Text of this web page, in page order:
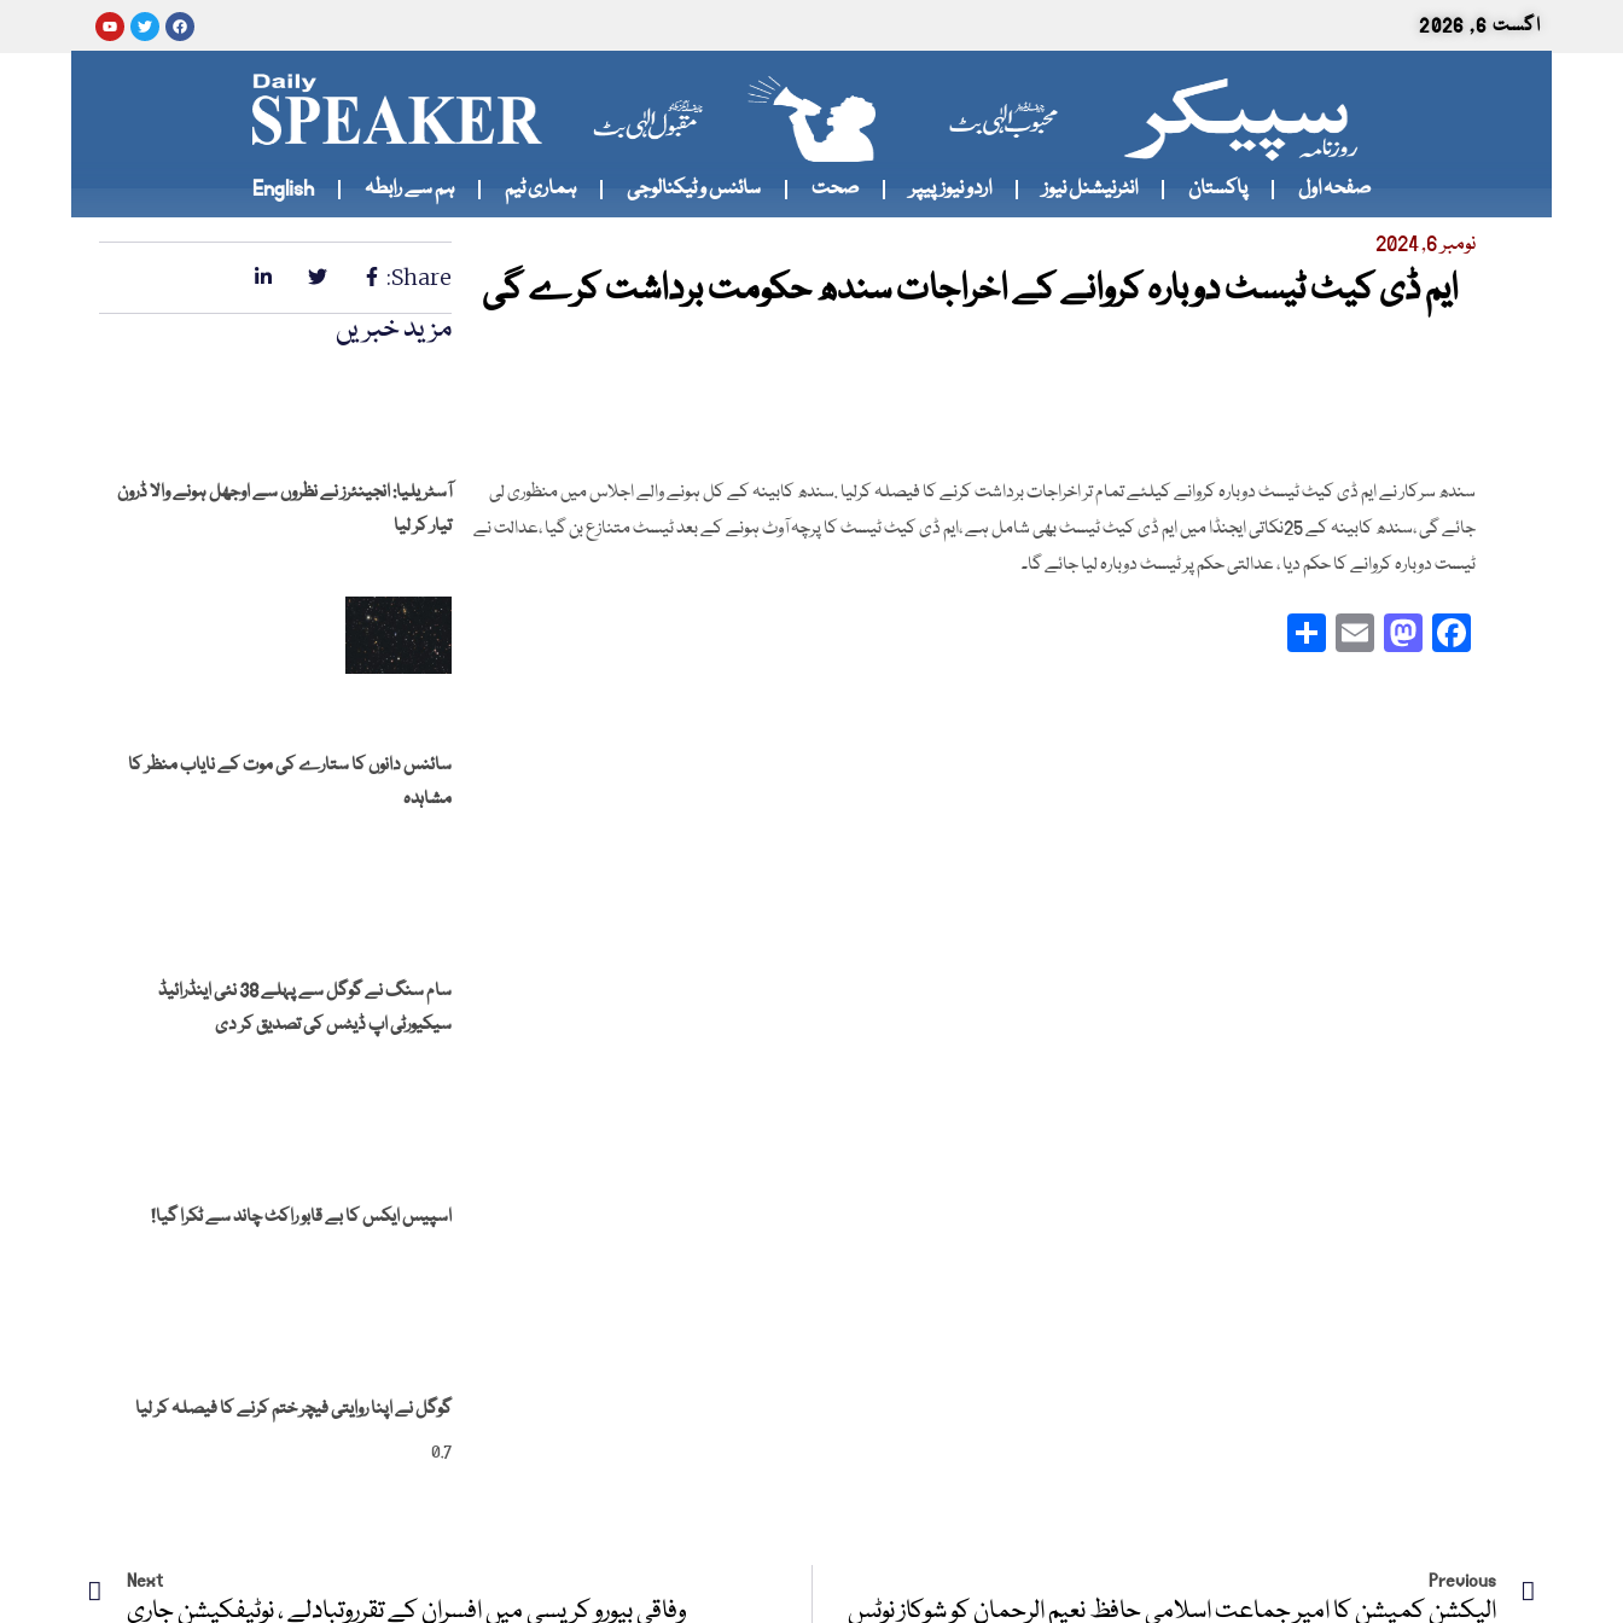
اگست 6, 2026
صفحہ اول پاکستان انٹرنیشنل نیوز اردو نیوزپیپر صحت سائنس و ٹیکنالوجی ہماری ٹیم ہم سے رابطہ
English
نومبر 6, 2024
ایم ڈی کیٹ ٹیسٹ دوبارہ کروانے کے اخراجات سندھ حکومت برداشت کرے گی
سندھ سرکار نے ایم ڈی کیٹ ٹیسٹ دوبارہ کروانے کیلئے تمام تر اخراجات برداشت کرنے کا فیصلہ کرلیا .سندھ کابینہ کے کل ہونے والے اجلاس میں منظوری لی
جائے گی ،سندھ کابینہ کے 25نکاتی ایجنڈا میں ایم ڈی کیٹ ٹیسٹ بھی شامل ہے ،ایم ڈی کیٹ ٹیسٹ کا پرچہ آوٹ ہونے کے بعد ٹیسٹ متنازع بن گیا ،عدالت نے
ٹیست دوبارہ کروانے کا حکم دیا ، عدالتی حکم پر ٹیسٹ دوبارہ لیا جائے گا۔
Facebook
Mastodon
Email
Share:
مزید خبریں
آسٹریلیا: انجینئرز نے نظروں سے اوجھل ہونے والا ڈرون
تیار کر لیا
سائنس دانوں کا ستارے کی موت کے نایاب منظر کا
مشاہدہ
سام سنگ نے گوگل سے پہلے 38 نئی اینڈرائیڈ
سیکیورٹی اپ ڈیٹس کی تصدیق کر دی
اسپیس ایکس کا بے قابو راکٹ چاند سے ٹکرا گیا!
گوگل نے اپنا روایتی فیچر ختم کرنے کا فیصلہ کر لیا
Previous
الیکشن کمیشن کا امیر جماعت اسلامی حافظ نعیم الرحمان کو شوکاز نوٹس
Next
وفاقی بیورو کریسی میں افسران کے تقرروتبادلے ، نوٹیفکیشن جاری